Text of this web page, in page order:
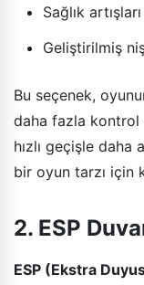
Sağlık artışları
Geliştirilmiş
Bu seçenek,
daha fazla kontrol
hızlı geçişle
bir oyun tarzı için
2. ESP
ESP (Ekstra